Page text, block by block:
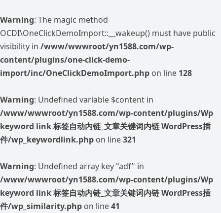
Warning: The magic method
OCDI\OneClickDemoImport::__wakeup() must have public
visibility in /www/wwwroot/yn1588.com/wp-
content/plugins/one-click-demo-
import/inc/OneClickDemoImport.php on line 128
Warning: Undefined variable $content in
/www/wwwroot/yn1588.com/wp-content/plugins/Wp
keyword link 标签自动内链_文章关键词内链 WordPress插
件/wp_keywordlink.php on line321
Warning: Undefined array key "adf" in
/www/wwwroot/yn1588.com/wp-content/plugins/Wp
keyword link 标签自动内链_文章关键词内链 WordPress插
件/wp_similarity.php on line41